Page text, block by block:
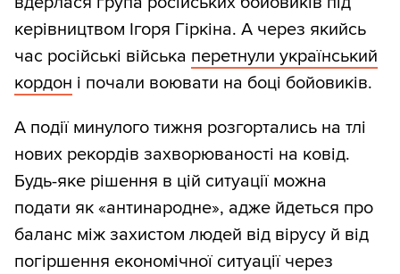
керівництвом Ігоря Гіркіна. А через якийсь
час російські війська перетнули український
кордон і почали воювати на боці бойовиків.
А події минулого тижня розгортались на тлі
нових рекордів захворюваності на ковід.
Будь-яке рішення в цій ситуації можна
подати як «антинародне», адже йдеться про
баланс між захистом людей від вірусу й від
погіршення економічної ситуації через